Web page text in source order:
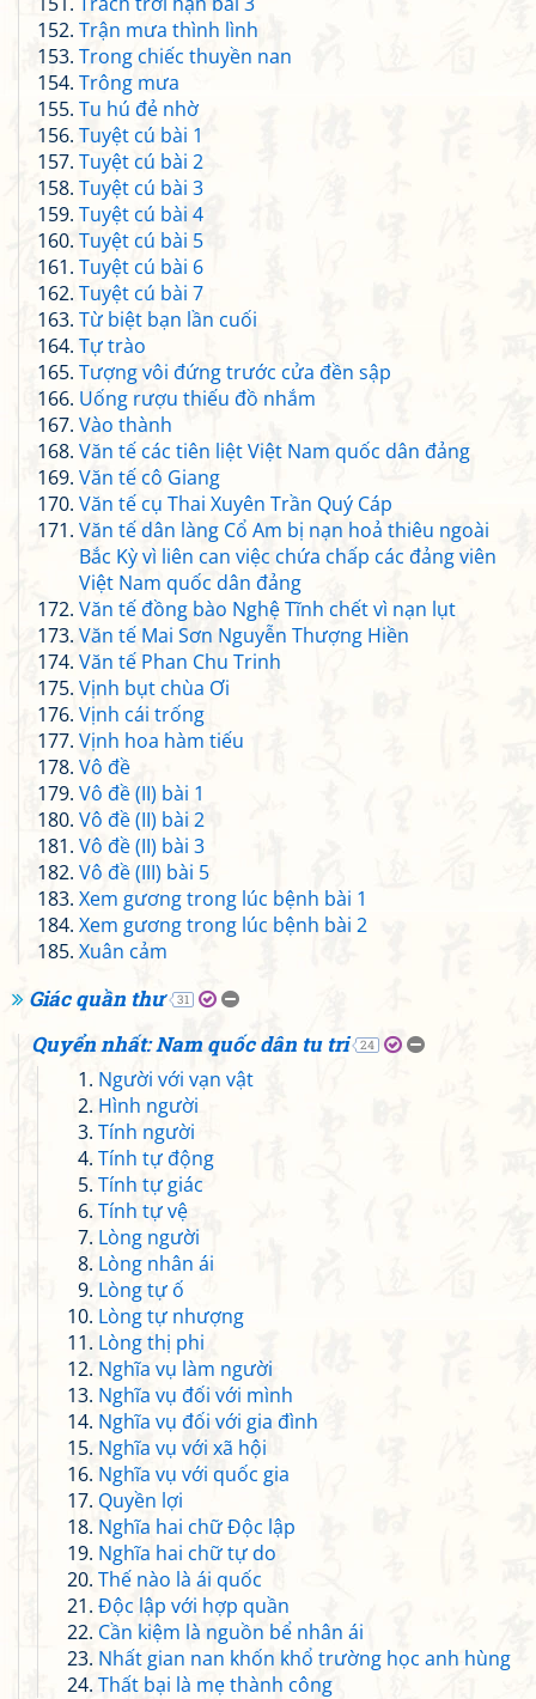
Trận mưa thình lình
Trong chiếc thuyền nan
Trông mưa
Tu hú đẻ nhờ
Tuyệt cú bài 1
Tuyệt cú bài 2
Tuyệt cú bài 3
Tuyệt cú bài 4
Tuyệt cú bài 5
Tuyệt cú bài 6
Tuyệt cú bài 7
Từ biệt bạn lần cuối
Tự trào
Tượng vôi đứng trước cửa đền sập
Uống rượu thiếu đồ nhắm
Vào thành
Văn tế các tiên liệt Việt Nam quốc dân đảng
Văn tế cô Giang
Văn tế cụ Thai Xuyên Trần Quý Cáp
Văn tế dân làng Cổ Am bị nạn hoả thiêu ngoài
Bắc Kỳ vì liên can việc chứa chấp các đảng viên
Việt Nam quốc dân đảng
Văn tế đồng bào Nghệ Tĩnh chết vì nạn lụt
Văn tế Mai Sơn Nguyễn Thượng Hiền
Văn tế Phan Chu Trinh
Vịnh bụt chùa Ơi
Vịnh cái trống
Vịnh hoa hàm tiếu
Vô đề
Vô đề (II) bài 1
Vô đề (II) bài 2
Vô đề (II) bài 3
Vô đề (III) bài 5
Xem gương trong lúc bệnh bài 1
Xem gương trong lúc bệnh bài 2
Xuân cảm
Giác quần thư 31
Quyển nhất: Nam quốc dân tu tri 24
Người với vạn vật
Hình người
Tính người
Tính tự động
Tính tự giác
Tính tự vệ
Lòng người
Lòng nhân ái
Lòng tự ố
Lòng tự nhượng
Lòng thị phi
Nghĩa vụ làm người
Nghĩa vụ đối với mình
Nghĩa vụ đối với gia đình
Nghĩa vụ với xã hội
Nghĩa vụ với quốc gia
Quyền lợi
Nghĩa hai chữ Độc lập
Nghĩa hai chữ tự do
Thế nào là ái quốc
Độc lập với hợp quần
Cần kiệm là nguồn bể nhân ái
Nhất gian nan khốn khổ trường học anh hùng
Thất bại là mẹ thành công